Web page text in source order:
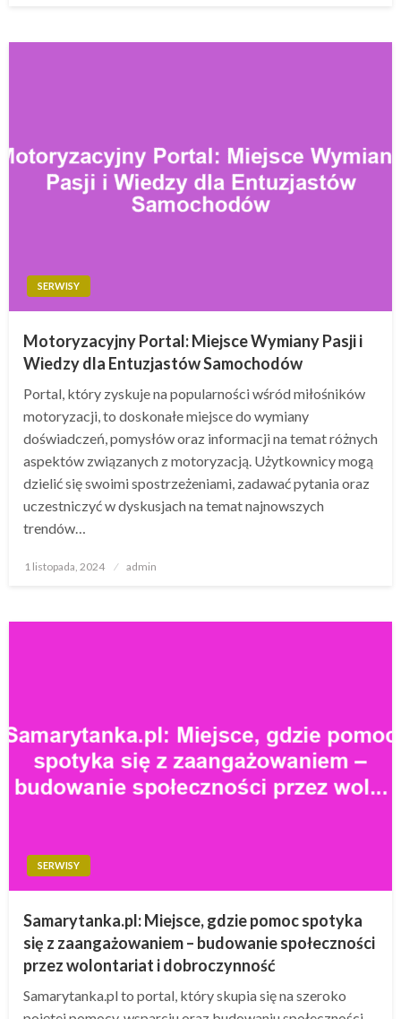
SERWISY
Motoryzacyjny Portal: Miejsce Wymiany Pasji i
Wiedzy dla Entuzjastów Samochodów
Portal, który zyskuje na popularności wśród miłośników
motoryzacji, to doskonałe miejsce do wymiany
doświadczeń, pomysłów oraz informacji na temat różnych
aspektów związanych z motoryzacją. Użytkownicy mogą
dzielić się swoimi spostrzeżeniami, zadawać pytania oraz
uczestniczyć w dyskusjach na temat najnowszych
trendów…
Opublikowane
1 listopada, 2024 admin
SERWISY
Samarytanka.pl: Miejsce, gdzie pomoc spotyka
się z zaangażowaniem – budowanie społeczności
przez wolontariat i dobroczynność
Samarytanka.pl to portal, który skupia się na szeroko